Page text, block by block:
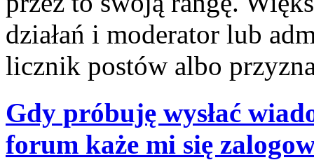
działań i moderator lub
licznik postów albo
Gdy próbuję wysłać
forum każe mi się